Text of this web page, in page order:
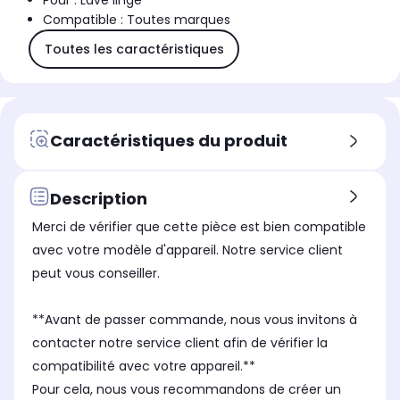
Compatible : Toutes marques
Toutes les caractéristiques
Caractéristiques du produit
Description
Merci de vérifier que cette pièce est bien compatible
avec votre modèle d'appareil. Notre service client
peut vous conseiller.
**Avant de passer commande, nous vous invitons à
contacter notre service client afin de vérifier la
compatibilité avec votre appareil.**
Pour cela, nous vous recommandons de créer un